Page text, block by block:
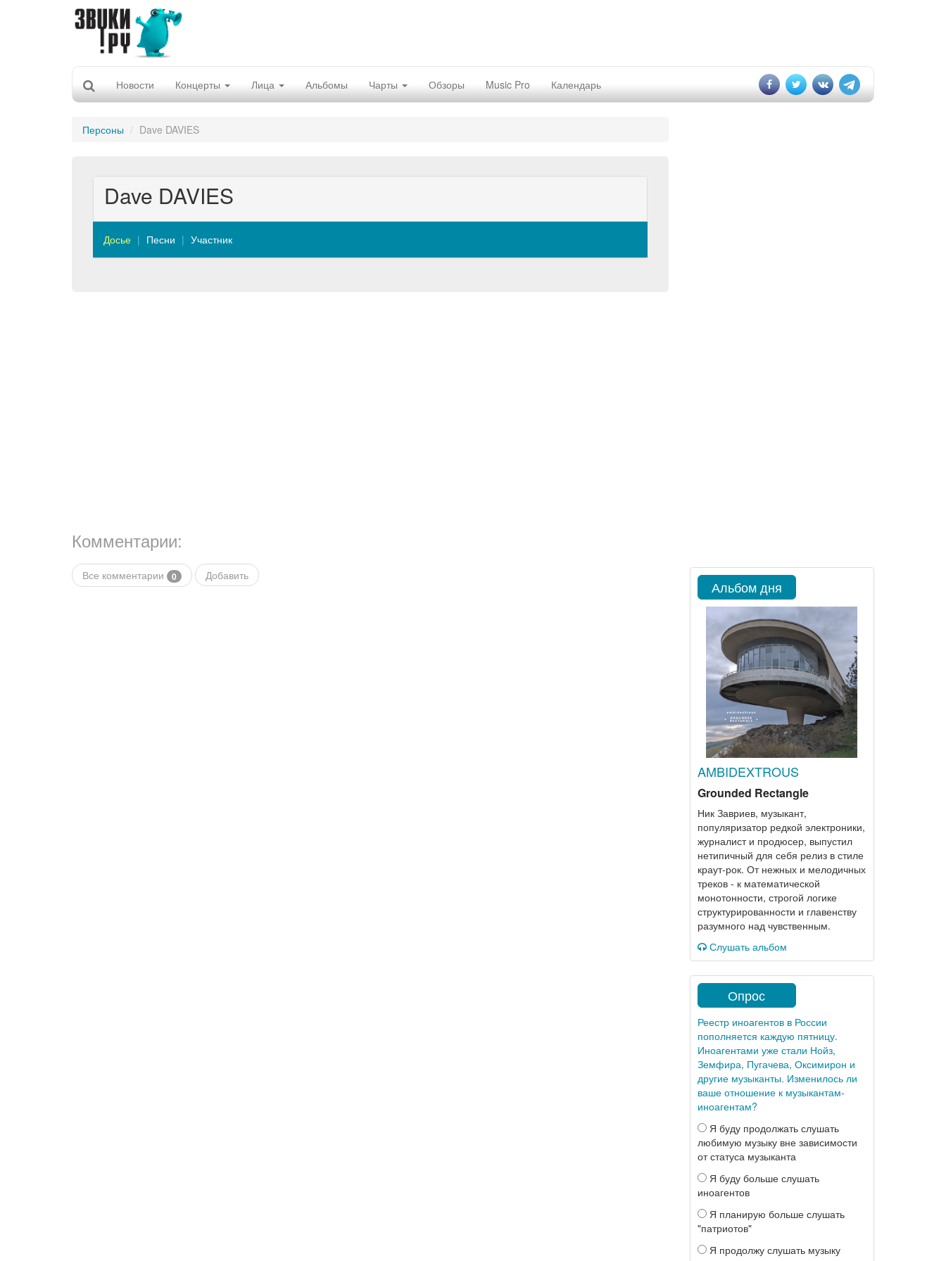
Новости Концерты Лица Альбомы Чарты Обзоры Music Pro Календарь
Персоны Dave DAVIES
Dave DAVIES
Досье Песни Участник
Комментарии:
Все комментарии 0 Добавить
Альбом дня
AMBIDEXTROUS
Grounded Rectangle
Ник Завриев, музыкант,
популяризатор редкой электроники,
журналист и продюсер, выпустил
нетипичный для себя релиз в стиле
краут-рок. От нежных и мелодичных
треков - к математической
монотонности, строгой логике
структурированности и главенству
разумного над чувственным.
Слушать альбом
Опрос
Реестр иноагентов в России
пополняется каждую пятницу.
Иноагентами уже стали Нойз,
Земфира, Пугачева, Оксимирон и
другие музыканты. Изменилось ли
ваше отношение к музыкантам-
иноагентам?
Я буду продолжать слушать
любимую музыку вне зависимости
от статуса музыканта
Я буду больше слушать
иноагентов
Я планирую больше слушать
"патриотов"
Я продолжу слушать музыку